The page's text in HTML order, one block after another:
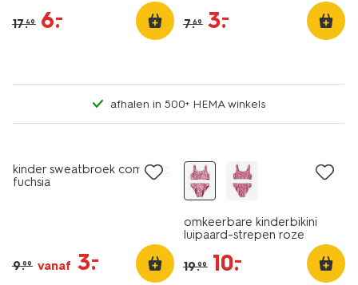
17.49 6.
– 7.69 3.
–
afhalen in 500+ HEMA winkels
kinder sweatbroek comfy fit
fuchsia
9.99 vanaf 3.
–
omkeerbare kinderbikini
luipaard-strepen roze
19.99 10.
–